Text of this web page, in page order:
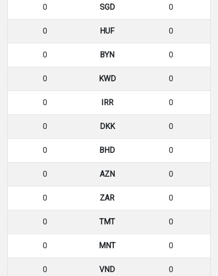
0 SGD 0
0 HUF 0
0 BYN 0
0 KWD 0
0 IRR 0
0 DKK 0
0 BHD 0
0 AZN 0
0 ZAR 0
0 TMT 0
0 MNT 0
0 VND 0